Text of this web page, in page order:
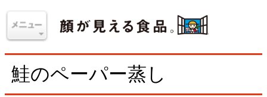
鮭のペーパー蒸し
時間：15分